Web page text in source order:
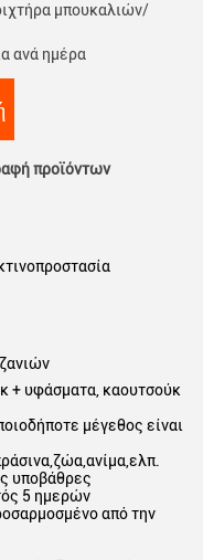
μπουκαλιών/
ανά ημέρα
προϊόντων
+ υφάσματα, καουτσούκ
μέγεθος είναι
υποβάθρες
5 ημερών
από την